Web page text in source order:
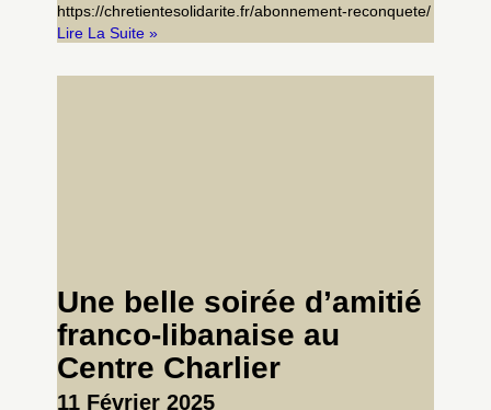
https://chretientesolidarite.fr/abonnement-reconquete/
Lire La Suite »
Une belle soirée d’amitié
franco-libanaise au
Centre Charlier
11 Février 2025